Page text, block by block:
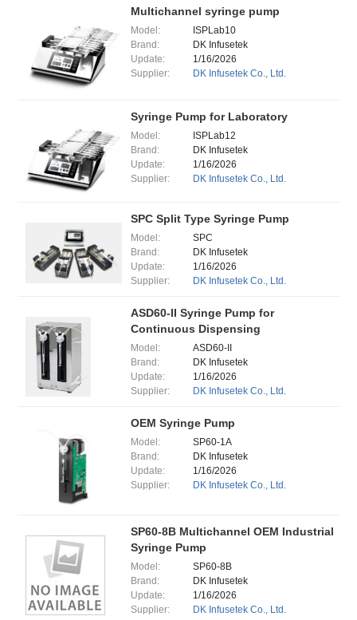
Multichannel syringe pump
Model:
ISPLab10
Brand:
DK Infusetek
Update:
1/16/2026
Supplier:
DK Infusetek Co., Ltd.
Syringe Pump for Laboratory
Model:
ISPLab12
Brand:
DK Infusetek
Update:
1/16/2026
Supplier:
DK Infusetek Co., Ltd.
SPC Split Type Syringe Pump
Model:
SPC
Brand:
DK Infusetek
Update:
1/16/2026
Supplier:
DK Infusetek Co., Ltd.
ASD60-II Syringe Pump for
Continuous Dispensing
Model:
ASD60-II
Brand:
DK Infusetek
Update:
1/16/2026
Supplier:
DK Infusetek Co., Ltd.
OEM Syringe Pump
Model:
SP60-1A
Brand:
DK Infusetek
Update:
1/16/2026
Supplier:
DK Infusetek Co., Ltd.
SP60-8B Multichannel OEM Industrial
Syringe Pump
Model:
SP60-8B
Brand:
DK Infusetek
Update:
1/16/2026
Supplier:
DK Infusetek Co., Ltd.